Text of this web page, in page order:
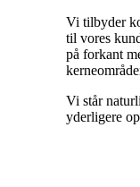
Vi tilbyder
til vores
på forkant
Vi står
yderligere